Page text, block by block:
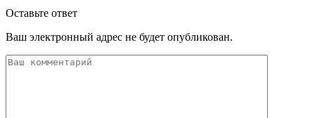
Оставьте ответ
Ваш электронный адрес не будет опубликован.